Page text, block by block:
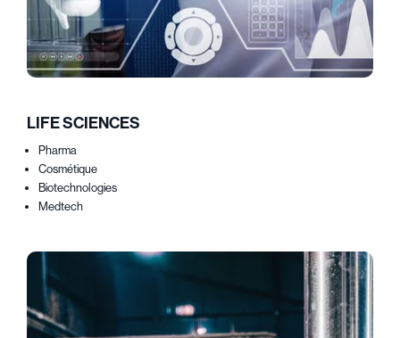
LIFE SCIENCES
Pharma
Cosmétique
Biotechnologies
Medtech